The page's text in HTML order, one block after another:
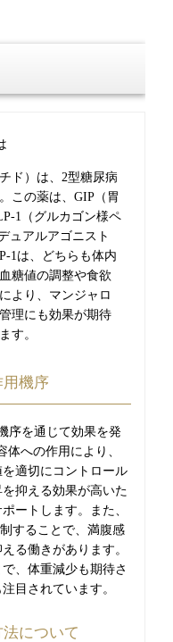
ド）は、2型糖尿病
この薬は、GIP（胃
1（グルカゴン様ペ
ュアルアゴニスト
1は、どちらも体内
糖値の調整や食欲
より、マンジャロ
理にも効果が期待
す。
用機序
序を通じて効果を発
体への作用により、
適切にコントロール
抑える効果が高いた
ートします。また、
することで、満腹感
る働きがあります。
、体重減少も期待さ
目されています。
について